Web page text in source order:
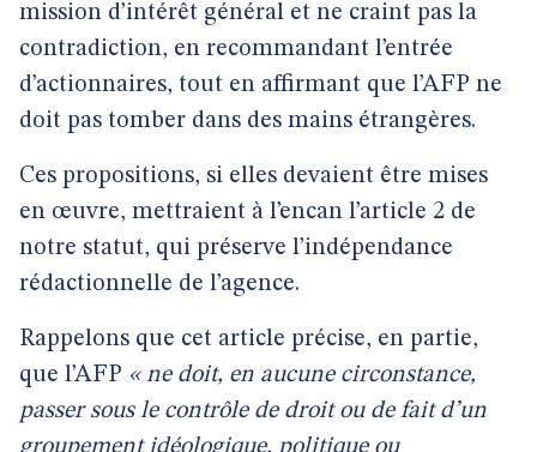
mission d’intérêt général et ne craint pas la
contradiction, en recommandant l’entrée
d’actionnaires, tout en affirmant que l’AFP ne
doit pas tomber dans des mains étrangères.
Ces propositions, si elles devaient être mises
en œuvre, mettraient à l’encan l’article 2 de
notre statut, qui préserve l’indépendance
rédactionnelle de l’agence.
Rappelons que cet article précise, en partie,
que l’AFP « ne doit, en aucune circonstance,
passer sous le contrôle de droit ou de fait d’un
groupement idéologique, politique ou